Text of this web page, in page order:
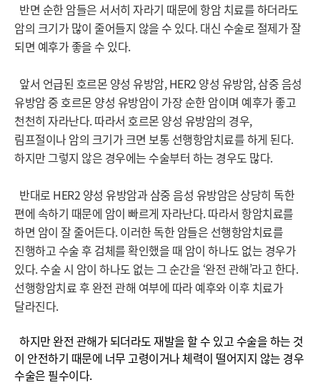
반면 순한 암들은 서서히 자라기 때문에 항암 치료를 하더라도
암의 크기가 많이 줄어들지 않을 수 있다. 대신 수술로 절제가 잘
되면 예후가 좋을 수 있다.
앞서 언급된 호르몬 양성 유방암, HER2 양성 유방암, 삼중 음성
유방암 중 호르몬 양성 유방암이 가장 순한 암이며 예후가 좋고
천천히 자라난다. 따라서 호르몬 양성 유방암의 경우,
림프절이나 암의 크기가 크면 보통 선행항암치료를 하게 된다.
하지만 그렇지 않은 경우에는 수술부터 하는 경우도 많다.
반대로 HER2 양성 유방암과 삼중 음성 유방암은 상당히 독한
편에 속하기 때문에 암이 빠르게 자라난다. 따라서 항암치료를
하면 암이 잘 줄어든다. 이러한 독한 암들은 선행항암치료를
진행하고 수술 후 검체를 확인했을 때 암이 하나도 없는 경우가
있다. 수술 시 암이 하나도 없는 그 순간을 ‘완전 관해’라고 한다.
선행항암치료 후 완전 관해 여부에 따라 예후와 이후 치료가
달라진다.
하지만 완전 관해가 되더라도 재발을 할 수 있고 수술을 하는 것
이 안전하기 때문에 너무 고령이거나 체력이 떨어지지 않는 경우
수술은 필수이다.